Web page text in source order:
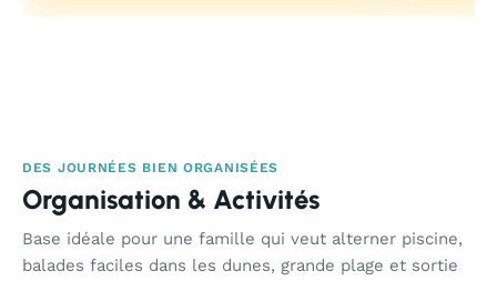
DES JOURNÉES BIEN ORGANISÉES
Organisation & Activités
Base idéale pour une famille qui veut alterner piscine,
balades faciles dans les dunes, grande plage et sortie